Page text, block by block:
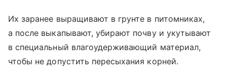
Их заранее выращивают в грунте в питомниках,
а после выкапывают, убирают почву и укутывают
в специальный влагоудерживающий материал,
чтобы не допустить пересыхания корней.